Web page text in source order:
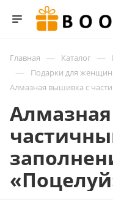
Главная — Каталог —
— Подарки для женщин
Алмазная вышивка с